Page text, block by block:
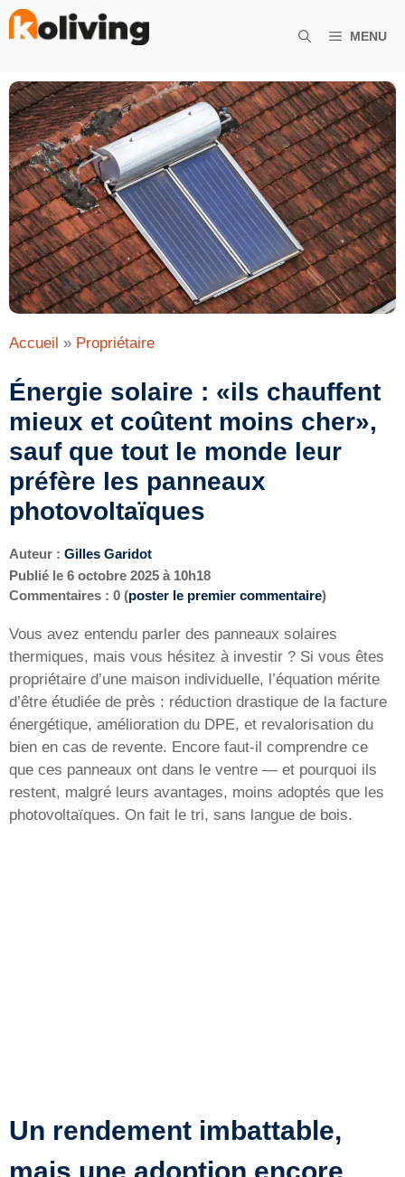
Aller
MENU
Accueil » Propriétaire
Énergie solaire : «ils chauffent
mieux et coûtent moins cher»,
sauf que tout le monde leur
préfère les panneaux
photovoltaïques
Auteur : Gilles Garidot
Publié le 6 octobre 2025 à 10h18
Commentaires : 0 (poster le premier commentaire)
Vous avez entendu parler des panneaux solaires
thermiques, mais vous hésitez à investir ? Si vous êtes
propriétaire d’une maison individuelle, l’équation mérite
d’être étudiée de près : réduction drastique de la facture
énergétique, amélioration du DPE, et revalorisation du
bien en cas de revente. Encore faut-il comprendre ce
que ces panneaux ont dans le ventre — et pourquoi ils
restent, malgré leurs avantages, moins adoptés que les
photovoltaïques. On fait le tri, sans langue de bois.
Un rendement imbattable,
mais une adoption encore